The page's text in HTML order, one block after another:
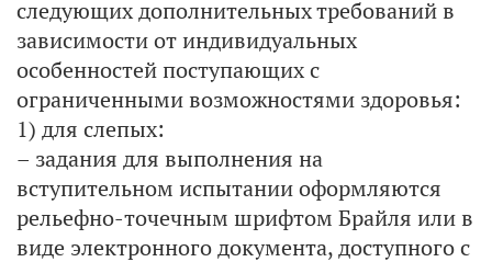
следующих дополнительных требований в
зависимости от индивидуальных
особенностей поступающих с
ограниченными возможностями здоровья:
1) для слепых:
– задания для выполнения на
вступительном испытании оформляются
рельефно-точечным шрифтом Брайля или в
виде электронного документа, доступного с